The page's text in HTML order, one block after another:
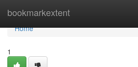
bookmarkextent
Home
Home
1